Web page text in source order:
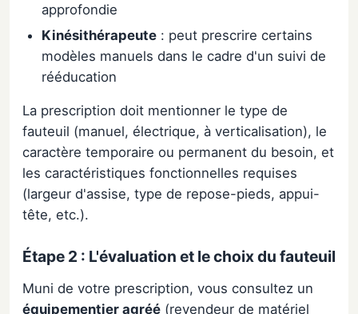
approfondie
Kinésithérapeute : peut prescrire certains
modèles manuels dans le cadre d'un suivi de
rééducation
La prescription doit mentionner le type de
fauteuil (manuel, électrique, à verticalisation), le
caractère temporaire ou permanent du besoin, et
les caractéristiques fonctionnelles requises
(largeur d'assise, type de repose-pieds, appui-
tête, etc.).
Étape 2 : L'évaluation et le choix du fauteuil
Muni de votre prescription, vous consultez un
équipementier agréé (revendeur de matériel